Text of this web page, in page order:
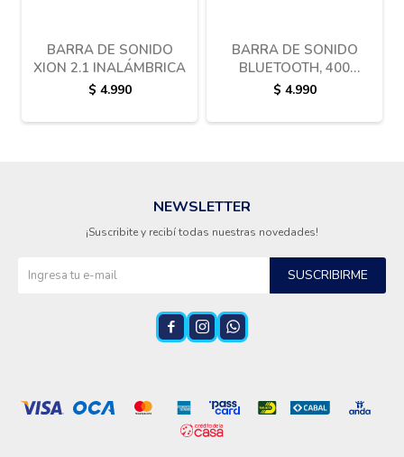
BARRA DE SONIDO
XION 2.1 INALÁMBRICA
$ 4.990
BARRA DE SONIDO
BLUETOOTH, 400
WATTS – BSENX2940
$ 4.990
NEWSLETTER
¡Suscribite y recibí todas nuestras novedades!
SUSCRIBIRME
  